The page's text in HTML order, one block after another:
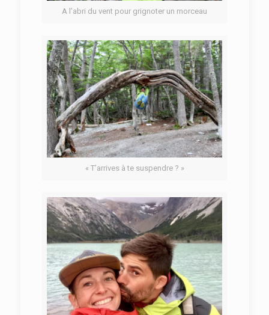
A l’abri du vent pour grignoter un morceau
« T’arrives à te suspendre ? »